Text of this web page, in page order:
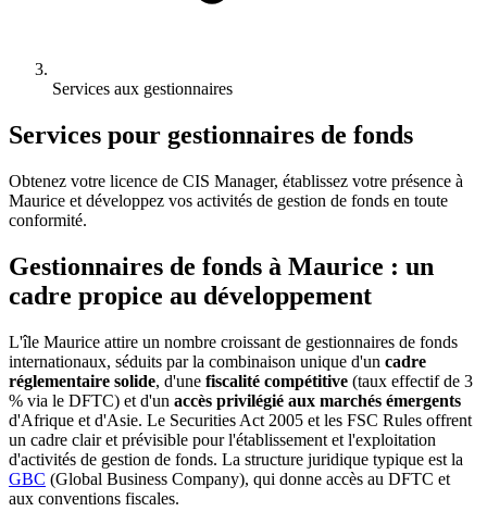
Services aux gestionnaires
Services pour gestionnaires de fonds
Obtenez votre licence de CIS Manager, établissez votre présence à
Maurice et développez vos activités de gestion de fonds en toute
conformité.
Gestionnaires de fonds à Maurice : un
cadre propice au développement
L'île Maurice attire un nombre croissant de gestionnaires de fonds
internationaux, séduits par la combinaison unique d'un cadre
réglementaire solide, d'une fiscalité compétitive (taux effectif de 3
% via le DFTC) et d'un accès privilégié aux marchés émergents
d'Afrique et d'Asie. Le Securities Act 2005 et les FSC Rules offrent
un cadre clair et prévisible pour l'établissement et l'exploitation
d'activités de gestion de fonds. La structure juridique typique est la
GBC (Global Business Company), qui donne accès au DFTC et
aux conventions fiscales.